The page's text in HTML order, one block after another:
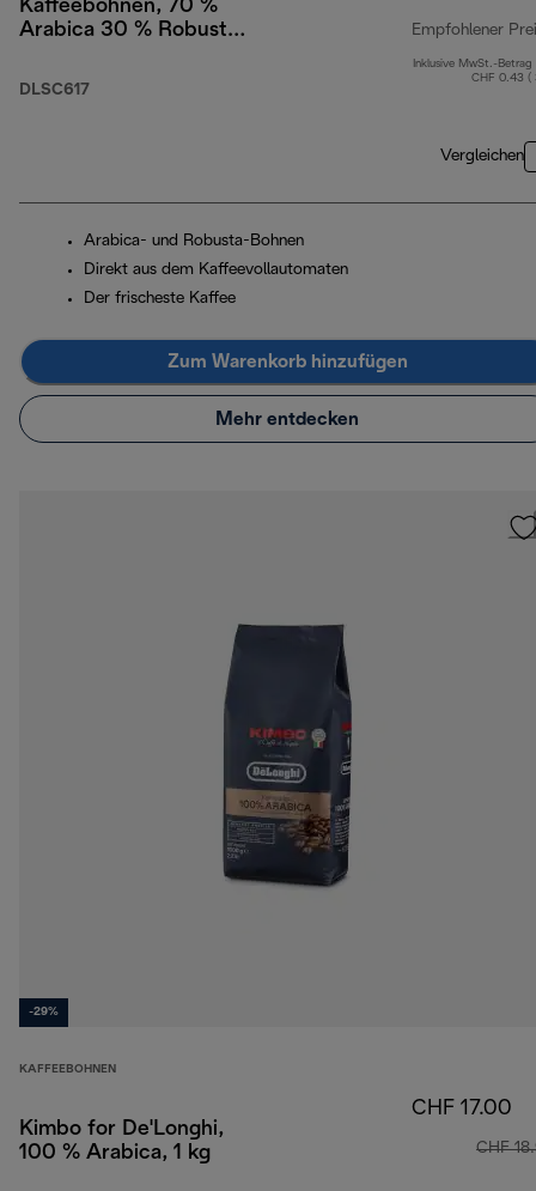
Kaffeebohnen, 70 %
Arabica 30 % Robusta,
DLSC617
Empfohlener
Inklusive MwSt.-Betrag
CHF 0.43 (
Vergleichen
Arabica- und Robusta-Bohnen
Direkt aus dem Kaffeevollautomaten
Der frischeste Kaffee
Zum Warenkorb hinzufügen
Mehr entdecken
-29%
KAFFEEBOHNEN
Kimbo for De'Longhi,
100 % Arabica, 1 kg
CHF 17.00
CHF